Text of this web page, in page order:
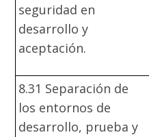
seguridad en
desarrollo y
aceptación.
8.31 Separación de
los entornos de
desarrollo, prueba y